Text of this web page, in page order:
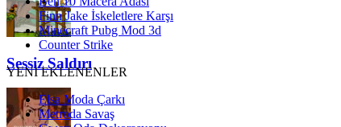
Sessiz Saldırı
Finn Jake İskeletlere Karşı
Minecraft Pubg Mod 3d
Counter Strike
YENİ EKLENENLER
Elsa Moda Çarkı
Metroda Savaş